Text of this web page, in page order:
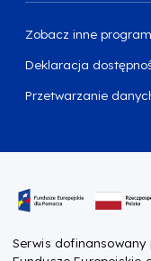
Zobacz inne
Deklaracja
Przetwarzanie
Serwis dofinansowany